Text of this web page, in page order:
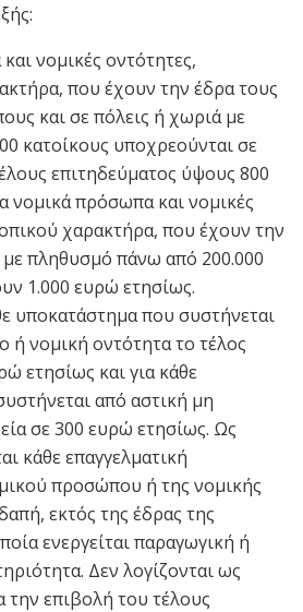
νομικές οντότητες,
που έχουν την έδρα τους
και σε πόλεις ή χωριά με
κατοίκους υποχρεούνται σε
επιτηδεύματος ύψους 800
νομικά πρόσωπα και νομικές
χαρακτήρα, που έχουν την
με πληθυσμό πάνω από 200.000
1.000 ευρώ ετησίως.
υποκατάστημα που συστήνεται
νομική οντότητα το τέλος
ετησίως και για κάθε
από αστική μη
σε 300 ευρώ ετησίως. Ως
κάθε επαγγελματική
προσώπου ή της νομικής
εκτός της έδρας της
ενεργείται παραγωγική ή
Δεν λογίζονται ως
την επιβολή του τέλους